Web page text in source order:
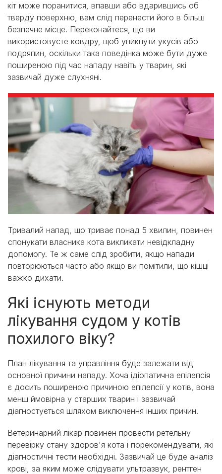
кіт може поранитися, впавши або вдарившись об
тверду поверхню, вам слід перенести його в більш
безпечне місце. Переконайтеся, що ви
використовуєте ковдру, щоб уникнути укусів або
подряпин, оскільки така поведінка може бути дуже
поширеною під час нападу навіть у тварин, які
зазвичай дуже слухняні.
Тривалий напад, що триває понад 5 хвилин, повинен
спонукати власника кота викликати невідкладну
допомогу. Те ж саме слід зробити, якщо напади
повторюються часто або якщо ви помітили, що кішці
важко дихати.
Які існують методи
лікування судом у котів
похилого віку?
План лікування та управління буде залежати від
основної причини нападу. Хоча ідіопатична епілепсія
є досить поширеною причиною епілепсії у котів, вона
менш ймовірна у старших тварин і зазвичай
діагностується шляхом виключення інших причин.
Ветеринарний лікар повинен провести ретельну
перевірку стану здоров'я кота і порекомендувати, які
діагностичні тести необхідні. Зазвичай це буде аналіз
крові, за яким може слідувати ультразвук, рентген